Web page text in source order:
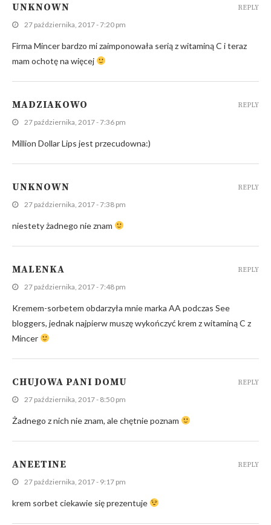
UNKNOWN
27 października, 2017 - 7:20 pm
Firma Mincer bardzo mi zaimponowała serią z witaminą C i teraz
mam ochotę na więcej
REPLY
MADZIAKOWO
27 października, 2017 - 7:36 pm
Million Dollar Lips jest przecudowna:)
REPLY
UNKNOWN
27 października, 2017 - 7:38 pm
niestety żadnego nie znam
REPLY
MALENKA
27 października, 2017 - 7:48 pm
Kremem-sorbetem obdarzyła mnie marka AA podczas See
bloggers, jednak najpierw muszę wykończyć krem z witaminą C z
Mincer
REPLY
CHUJOWA PANI DOMU
27 października, 2017 - 8:50 pm
Żadnego z nich nie znam, ale chętnie poznam
REPLY
ANEETINE
27 października, 2017 - 9:17 pm
krem sorbet ciekawie się prezentuje
REPLY